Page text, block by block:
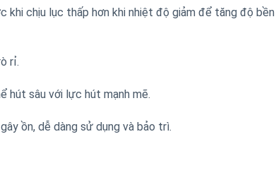
chịu lục thấp hơn khi nhiệt độ giảm để tăng độ
rỉ.
hút sâu với lực hút mạnh mẽ.
ồn, dễ dàng sử dụng và bảo trì.